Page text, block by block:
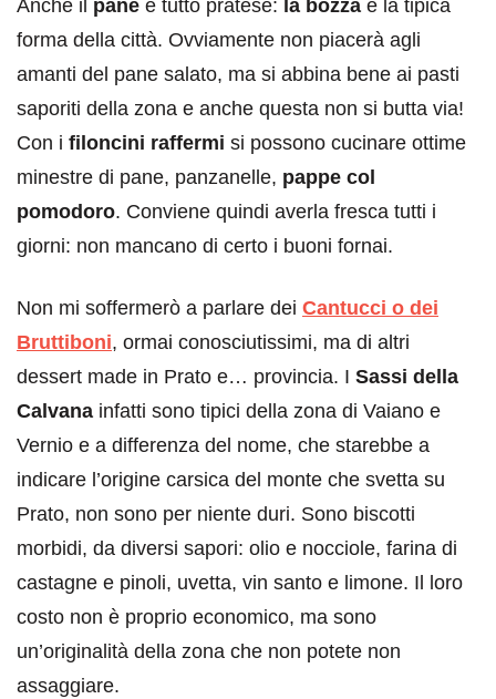
Anche il pane è tutto pratese: la bozza è la tipica
forma della città. Ovviamente non piacerà agli
amanti del pane salato, ma si abbina bene ai pasti
saporiti della zona e anche questa non si butta via!
Con i filoncini raffermi si possono cucinare ottime
minestre di pane, panzanelle, pappe col
pomodoro. Conviene quindi averla fresca tutti i
giorni: non mancano di certo i buoni fornai.
Non mi soffermerò a parlare dei Cantucci o dei
Bruttiboni, ormai conosciutissimi, ma di altri
dessert made in Prato e… provincia. I Sassi della
Calvana infatti sono tipici della zona di Vaiano e
Vernio e a differenza del nome, che starebbe a
indicare l’origine carsica del monte che svetta su
Prato, non sono per niente duri. Sono biscotti
morbidi, da diversi sapori: olio e nocciole, farina di
castagne e pinoli, uvetta, vin santo e limone. Il loro
costo non è proprio economico, ma sono
un’originalità della zona che non potete non
assaggiare.